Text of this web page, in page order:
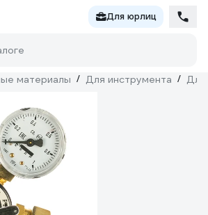
Для юрлиц
материалы / Для инструмента / Для